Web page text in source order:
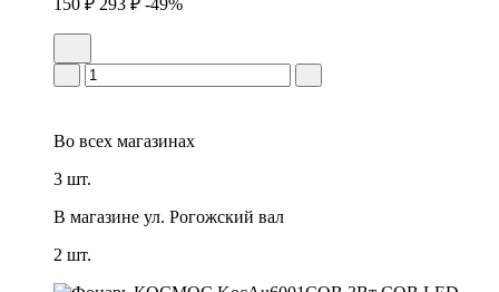
150 ₽ 293 ₽ -49%
Во всех магазинах
3 шт.
В магазине ул. Рогожский вал
2 шт.